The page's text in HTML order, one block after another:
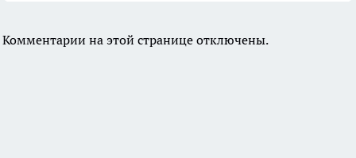
Комментарии на этой странице отключены.